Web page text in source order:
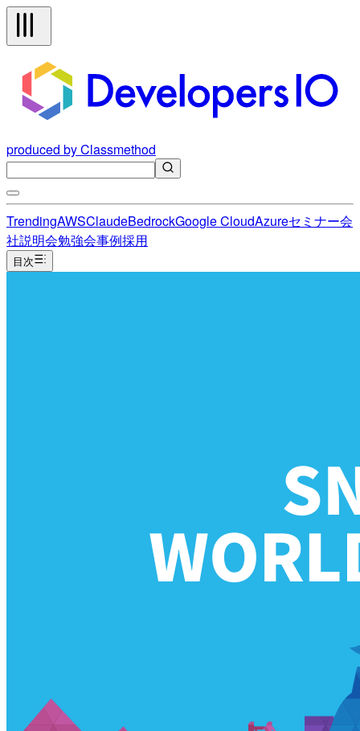
produced by Classmethod
TrendingAWSClaudeBedrockGoogle CloudAzureセミナー会
社説明会勉強会事例採用
目次